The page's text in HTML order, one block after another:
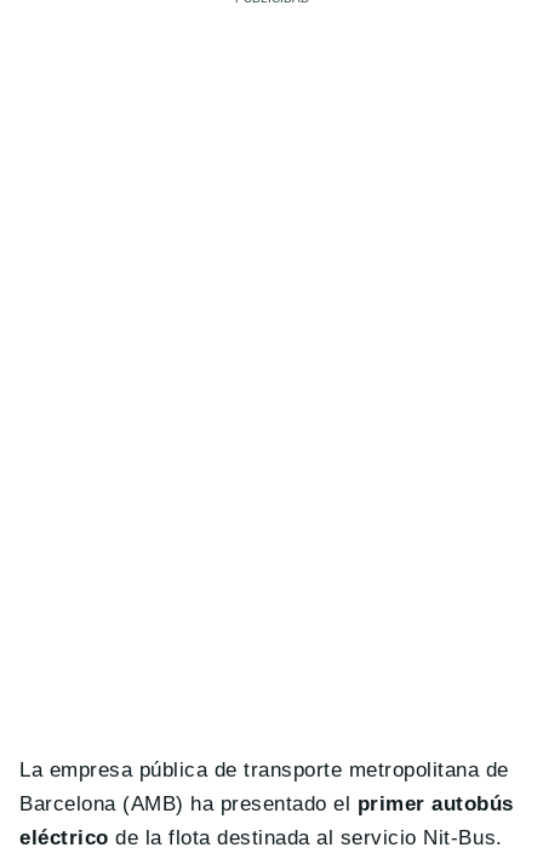
La empresa pública de transporte metropolitana de
Barcelona (AMB) ha presentado el primer autobús
eléctrico de la flota destinada al servicio Nit-Bus.